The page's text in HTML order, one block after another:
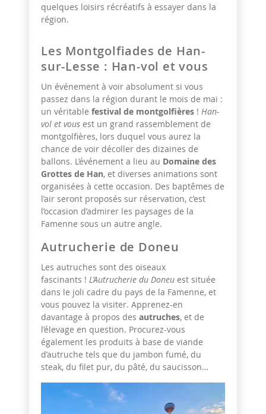
quelques loisirs récréatifs à essayer dans la
région.
Les Montgolfiades de Han-
sur-Lesse : Han-vol et vous
Un événement à voir absolument si vous
passez dans la région durant le mois de mai :
un véritable festival de montgolfières ! Han-
vol et vous est un grand rassemblement de
montgolfières, lors duquel vous aurez la
chance de voir décoller des dizaines de
ballons. L’événement a lieu au Domaine des
Grottes de Han, et diverses animations sont
organisées à cette occasion. Des baptêmes de
l’air seront proposés sur réservation, c’est
l’occasion d’admirer les paysages de la
Famenne sous un autre angle.
Autrucherie de Doneu
Les autruches sont des oiseaux
fascinants ! L’Autrucherie du Doneu est située
dans le joli cadre du pays de la Famenne, et
vous pouvez la visiter. Apprenez-en
davantage à propos des autruches, et de
l’élevage en question. Procurez-vous
également les produits à base de viande
d’autruche tels que du jambon fumé, du
steak, du filet pur, du pâté, du saucisson…